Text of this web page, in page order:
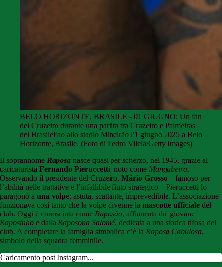
BELO HORIZONTE, BRASILE - 01 GIUGNO: Un fan
del Cruzeiro durante una partita tra Cruzeiro e Palmeiras
del Brasileirao allo stadio Mineirão l'1 giugno 2025 a Belo
Horizonte, Brasile. (Foto di Pedro Vilela/Getty Images)
Il soprannome Raposa nasce quasi per scherzo, nel 1945, grazie al
caricaturista Fernando Pieruccetti, noto come Mangabeira.
Osservando il presidente del Cruzeiro, Mário Grosso – famoso per
l’abilità nelle trattative e l’infallibile fiuto strategico – Pieruccetti lo
paragonò a una volpe: astuta, scattante, imprevedibile. L’associazione
funzionava così tanto che la volpe divenne la mascotte ufficiale del
club. Oggi è conosciuta come Raposão, affiancata dal giovane
Raposinho e dalla Raposona Salomé, dedicata a una storica tifosa del
club. A completare la famiglia simbolica c’è la Raposa Cabulosa,
simbolo della squadra femminile.
Caricamento post Instagram...